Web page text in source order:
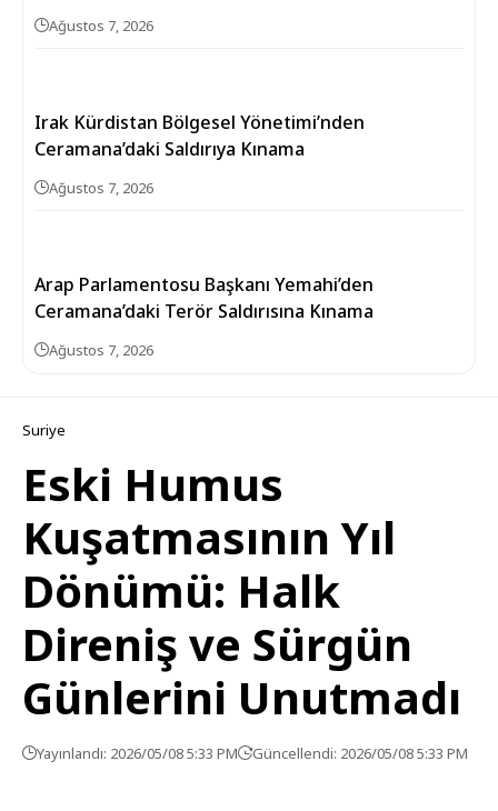
Ağustos 7, 2026
Irak Kürdistan Bölgesel Yönetimi’nden
Ceramana’daki Saldırıya Kınama
Ağustos 7, 2026
Arap Parlamentosu Başkanı Yemahi’den
Ceramana’daki Terör Saldırısına Kınama
Ağustos 7, 2026
Suriye
Eski Humus
Kuşatmasının Yıl
Dönümü: Halk
Direniş ve Sürgün
Günlerini Unutmadı
Yayınlandı: 2026/05/08 5:33 PM Güncellendi: 2026/05/08 5:33 PM